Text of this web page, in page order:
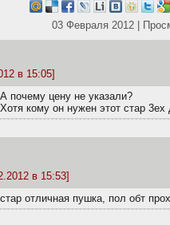
03 Февраля 2012 |
в 15:05]
А почему цену не указали?
Хотя кому он нужен этот стар
в 15:53]
стар отличная пушка, пол обт